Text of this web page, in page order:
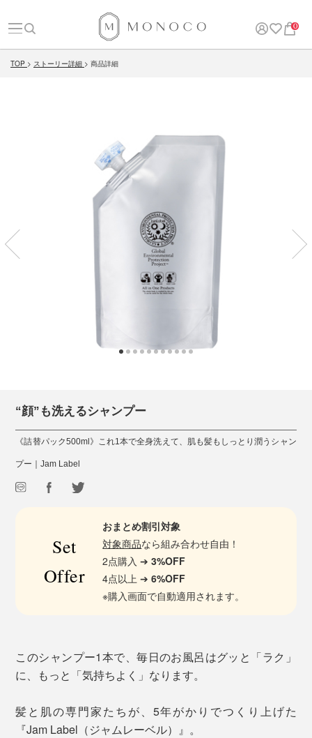
0
TOP ストーリー詳細 商品詳細
“顔”も洗えるシャンプー
《詰替パック500ml》これ1本で全身洗えて、肌も髪もしっとり潤うシャン
プー｜Jam Label
Set
Offer
おまとめ割引対象
対象商品なら組み合わせ自由！
2点購入 ➔3%OFF
4点以上 ➔6%OFF
※購入画面で自動適用されます。
このシャンプー1本で、毎日のお風呂はグッと「ラク」
に、もっと「気持ちよく」なります。
髪と肌の専門家たちが、5年がかりでつくり上げた
『Jam Label（ジャムレーベル）』。